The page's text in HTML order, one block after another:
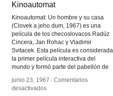
Kinoautomat
Kinoautomat: Un hombre y su casa
(Clovek a jeho dum, 1967) es una
película de los checoslovacos Radúz
Cincera, Jan Rohac y Vladimir
Svitacek. Esta película es considerada
la primer película interactiva del
mundo y formó parte del pabellón de
junio 23, 1967 / Comentarios
desactivadosen
Kinoautomat
junio 23, 1967 / Comentarios
desactivadosen